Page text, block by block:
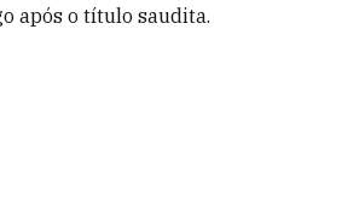
após o título saudita.